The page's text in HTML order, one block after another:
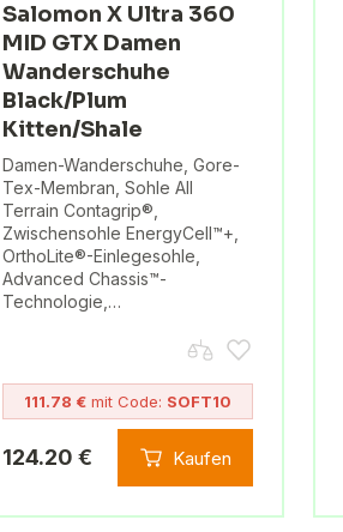
Salomon X Ultra 360
MID GTX Damen
Wanderschuhe
Black/Plum
Kitten/Shale
Damen-Wanderschuhe, Gore-
Tex-Membran, Sohle All
Terrain Contagrip®,
Zwischensohle EnergyCell™+,
OrthoLite®-Einlegesohle,
Advanced Chassis™-
Technologie,…
111.78 €mit Code: SOFT10
124.20 € Kaufen